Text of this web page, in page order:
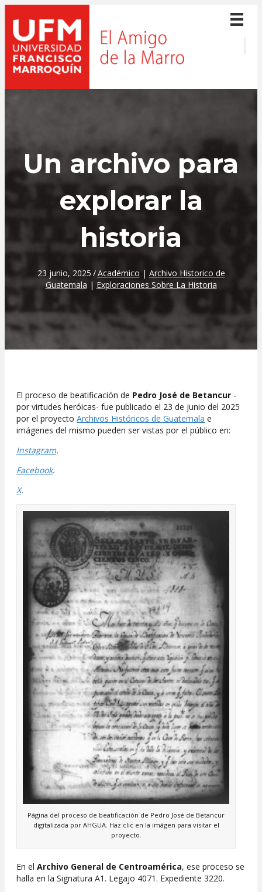
Un archivo para
explorar la
historia
23 junio, 2025 /Académico | Archivo Historico de
Guatemala | Exploraciones Sobre La Historia
El proceso de beatificación de Pedro José de Betancur -
por virtudes heróicas- fue publicado el 23 de junio del 2025
por el proyecto Archivos Históricos de Guatemala e
imágenes del mismo pueden ser vistas por el público en:
Instagram.
Facebook.
X.
Página del proceso de beatificación de Pedro José de Betancur
digitalizada por AHGUA. Haz clic en la imágen para visitar el
proyecto.
En el Archivo General de Centroamérica, ese proceso se
halla en la Signatura A1. Legajo 4071. Expediente 3220.